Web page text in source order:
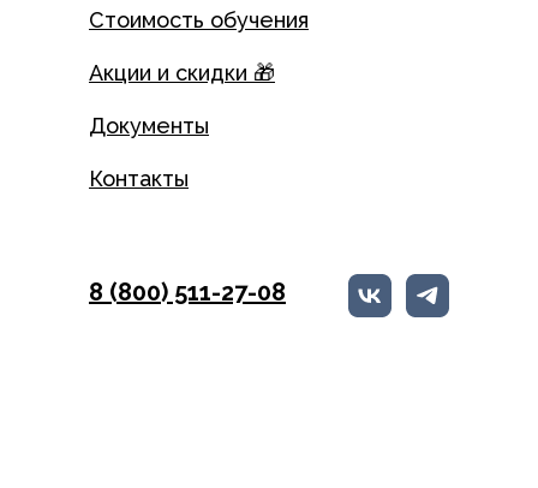
Стоимость обучения
Контакты
Акции и скидки 🎁
Документы
8 (800) 511-27-08